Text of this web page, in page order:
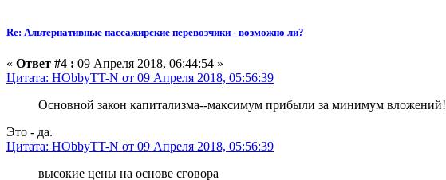
Re: Альтернативные пассажирские перевозчики - возможно ли?
« Ответ #4 : 09 Апреля 2018, 06:44:54 »
Цитата: HObbyTT-N от 09 Апреля 2018, 05:56:39
Основной закон капитализма--максимум прибыли за минимум вложений!
Это - да.
Цитата: HObbyTT-N от 09 Апреля 2018, 05:56:39
высокие цены на основе сговора